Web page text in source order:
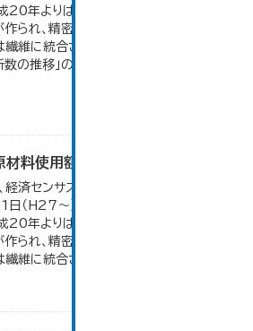
年よりはん用機械、生産用機械、
られ、精密機械、一般用機械の分類
繊維に統合された。 大仙市の統計「産
の推移」のデータを参照していま
材料使用額等の推移
経済センサス。 各年12月31日現在
（H27～）・平成23年のみ平成24
年よりはん用機械、生産用機械、
られ、精密機械、一般用機械の分類
繊維に統合された。...